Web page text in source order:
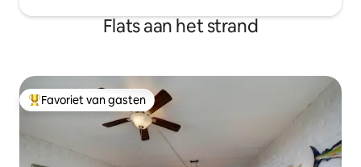
Flats aan het strand
Topfavoriet van gasten
Favoriet van gasten